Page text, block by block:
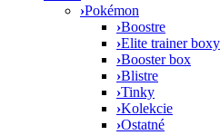
›Pokémon
›Boostre
›Elite trainer boxy
›Booster box
›Blistre
›Tinky
›Kolekcie
›Ostatné